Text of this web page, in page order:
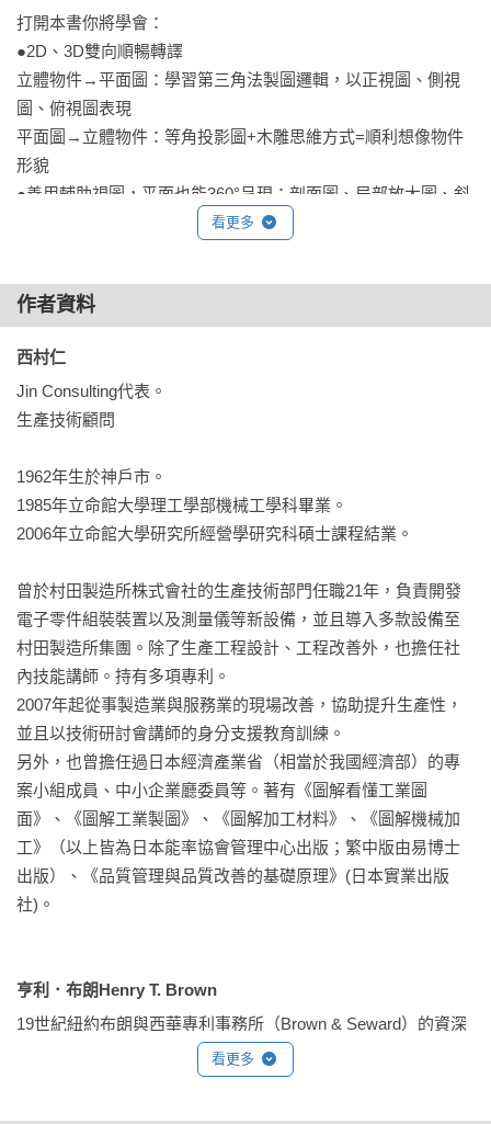
打開本書你將學會：
●2D、3D雙向順暢轉譯
立體物件→平面圖：學習第三角法製圖邏輯，以正視圖、側視
圖、俯視圖表現
平面圖→立體物件：等角投影圖+木雕思維方式=順利想像物件
形貌
●善用輔助視圖，平面也能360°呈現：剖面圖、局部放大圖、斜
第二冊：《圖解加工材料：兼顧品質×成本×交期之外觀與實用
性》
從「想這樣設計就用這種材料」的視點出發，
不談理論和艱澀知識，文科生也能輕易了解用在實務工作上！
「同樣的效果，該選擇便宜材料另做加工？還是選用較貴材料
減少加工？」
打開本書你將學會：
‧機械性質、物理性質、化學性質三大材料特性一手掌握
‧涵蓋 鋼鐵／鋁／銅／塑膠／陶瓷等金屬非金屬常用材料，參
考最實用
‧統整熱處理加工如何改變材料特性：淬火、回火、高週波淬
火、滲碳．．．
‧從材料用途反推，建立選材的標準化程序；節省時間、金錢
成本最具效率
第三冊：《圖解機械加工：統括「事前準備→加工→量測→清
理」四階段實務知識，實現加工就是依據創意化為成果的最高
看更多
作者資料
西村仁
Jin Consulting代表。
生產技術顧問
1962年生於神戶市。
1985年立命館大學理工學部機械工學科畢業。
2006年立命館大學研究所經營學研究科碩士課程結業。
曾於村田製造所株式會社的生產技術部門任職21年，負責開發
電子零件組裝裝置以及測量儀等新設備，並且導入多款設備至
村田製造所集團。除了生產工程設計、工程改善外，也擔任社
內技能講師。持有多項專利。
2007年起從事製造業與服務業的現場改善，協助提升生產性，
並且以技術研討會講師的身分支援教育訓練。
另外，也曾擔任過日本經濟產業省（相當於我國經濟部）的專
案小組成員、中小企業廳委員等。著有《圖解看懂工業圖
面》、《圖解工業製圖》、《圖解加工材料》、《圖解機械加
工》（以上皆為日本能率協會管理中心出版；繁中版由易博士
出版）、《品質管理與品質改善的基礎原理》(日本實業出版
社)。
亨利．布朗Henry T. Brown
19世紀紐約布朗與西華專利事務所（Brown & Seward）的資深
合夥人，也是擁有四十年豐厚執業經驗的著名專利事務律師。
1864年編輯並發行《美國藝匠》（American Artisan）期刊，主
看更多